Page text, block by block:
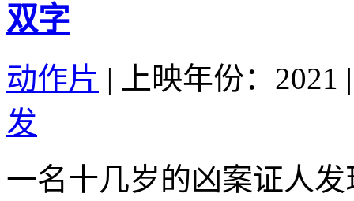
双字
动作片 | 上映年份：2021 |
发
一名十几岁的凶案证人